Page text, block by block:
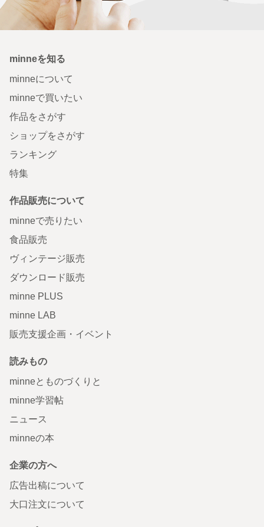
minneを知る
minneについて
minneで買いたい
作品をさがす
ショップをさがす
ランキング
特集
作品販売について
minneで売りたい
食品販売
ヴィンテージ販売
ダウンロード販売
minne PLUS
minne LAB
販売支援企画・イベント
読みもの
minneとものづくりと
minne学習帖
ニュース
minneの本
企業の方へ
広告出稿について
大口注文について